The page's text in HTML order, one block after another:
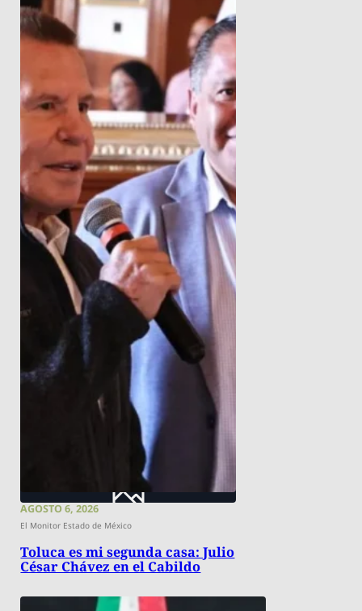
AGOSTO 6, 2026
El Monitor Estado de México
Toluca es mi segunda casa: Julio
César Chávez en el Cabildo